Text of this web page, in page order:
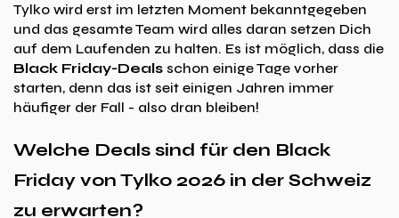
Tylko wird erst im letzten Moment bekanntgegeben
und das gesamte Team wird alles daran setzen Dich
auf dem Laufenden zu halten. Es ist möglich, dass die
Black Friday-Deals schon einige Tage vorher
starten, denn das ist seit einigen Jahren immer
häufiger der Fall - also dran bleiben!
Welche Deals sind für den Black
Friday von Tylko 2026 in der Schweiz
zu erwarten?